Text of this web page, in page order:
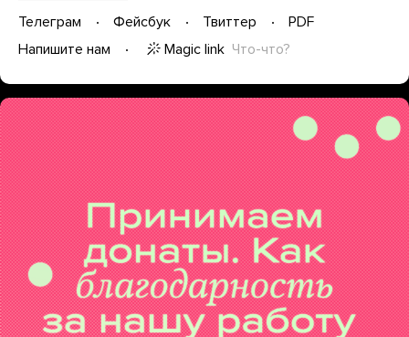
Телеграм Фейсбук Твиттер
PDF
Напишите нам
Magic link Что-что?